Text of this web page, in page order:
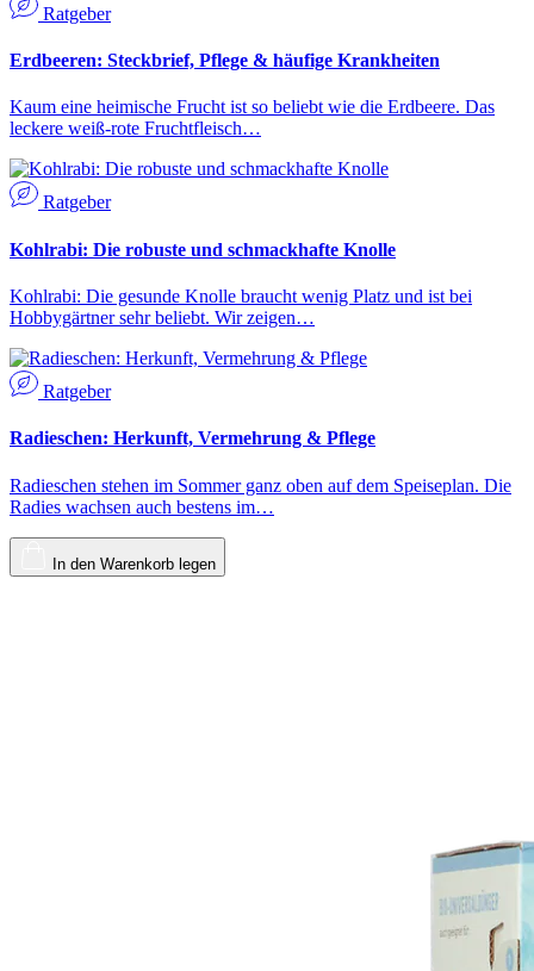
Ratgeber
Erdbeeren: Steckbrief, Pflege & häufige Krankheiten
Kaum eine heimische Frucht ist so beliebt wie die Erdbeere. Das
leckere weiß-rote Fruchtfleisch…
Ratgeber
Kohlrabi: Die robuste und schmackhafte Knolle
Kohlrabi: Die gesunde Knolle braucht wenig Platz und ist bei
Hobbygärtner sehr beliebt. Wir zeigen…
Ratgeber
Radieschen: Herkunft, Vermehrung & Pflege
Radieschen stehen im Sommer ganz oben auf dem Speiseplan. Die
Radies wachsen auch bestens im…
In den Warenkorb legen